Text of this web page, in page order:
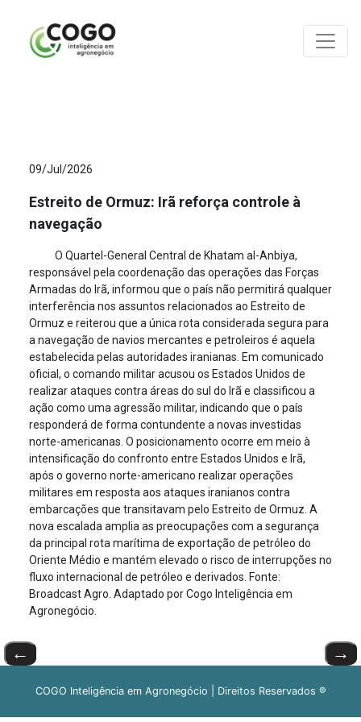
09/Jul/2026
Estreito de Ormuz: Irã reforça controle à
navegação
O Quartel-General Central de Khatam al-Anbiya,
responsável pela coordenação das operações das Forças
Armadas do Irã, informou que o país não permitirá qualquer
interferência nos assuntos relacionados ao Estreito de
Ormuz e reiterou que a única rota considerada segura para
a navegação de navios mercantes e petroleiros é aquela
estabelecida pelas autoridades iranianas. Em comunicado
oficial, o comando militar acusou os Estados Unidos de
realizar ataques contra áreas do sul do Irã e classificou a
ação como uma agressão militar, indicando que o país
responderá de forma contundente a novas investidas
norte-americanas. O posicionamento ocorre em meio à
intensificação do confronto entre Estados Unidos e Irã,
após o governo norte-americano realizar operações
militares em resposta aos ataques iranianos contra
embarcações que transitavam pelo Estreito de Ormuz. A
nova escalada amplia as preocupações com a segurança
da principal rota marítima de exportação de petróleo do
Oriente Médio e mantém elevado o risco de interrupções no
fluxo internacional de petróleo e derivados. Fonte:
Broadcast Agro. Adaptado por Cogo Inteligência em
Agronegócio.
← →
COGO Inteligência em Agronegócio | Direitos Reservados ®